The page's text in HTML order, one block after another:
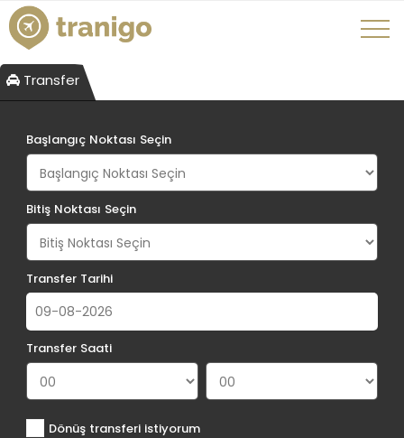
Transfer
Başlangıç Noktası Seçin
Bitiş Noktası Seçin
Transfer Tarihi
Transfer Saati
Dönüş transferi istiyorum